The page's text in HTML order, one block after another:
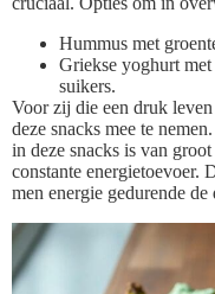
Hummus met
Griekse yoghurt
suikers.
Voor zij die een druk
deze snacks mee te
in deze snacks is van
constante energietoevoer.
men energie gedurende